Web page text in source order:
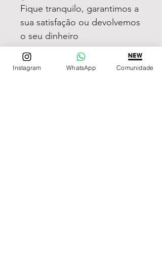
Fique tranquilo, garantimos a
sua satisfação ou devolvemos
o seu dinheiro
Instagram WhatsApp Comunidade